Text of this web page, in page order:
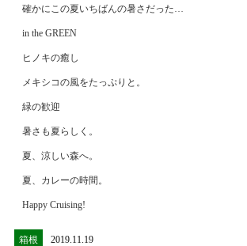
確かにこの夏いちばんの暑さだった…
in the GREEN
ヒノキの癒し
メキシコの風をたっぷりと。
緑の歓迎
暑さも夏らしく。
夏、涼しい森へ。
夏、カレーの時間。
Happy Cruising!
箱根 2019.11.19